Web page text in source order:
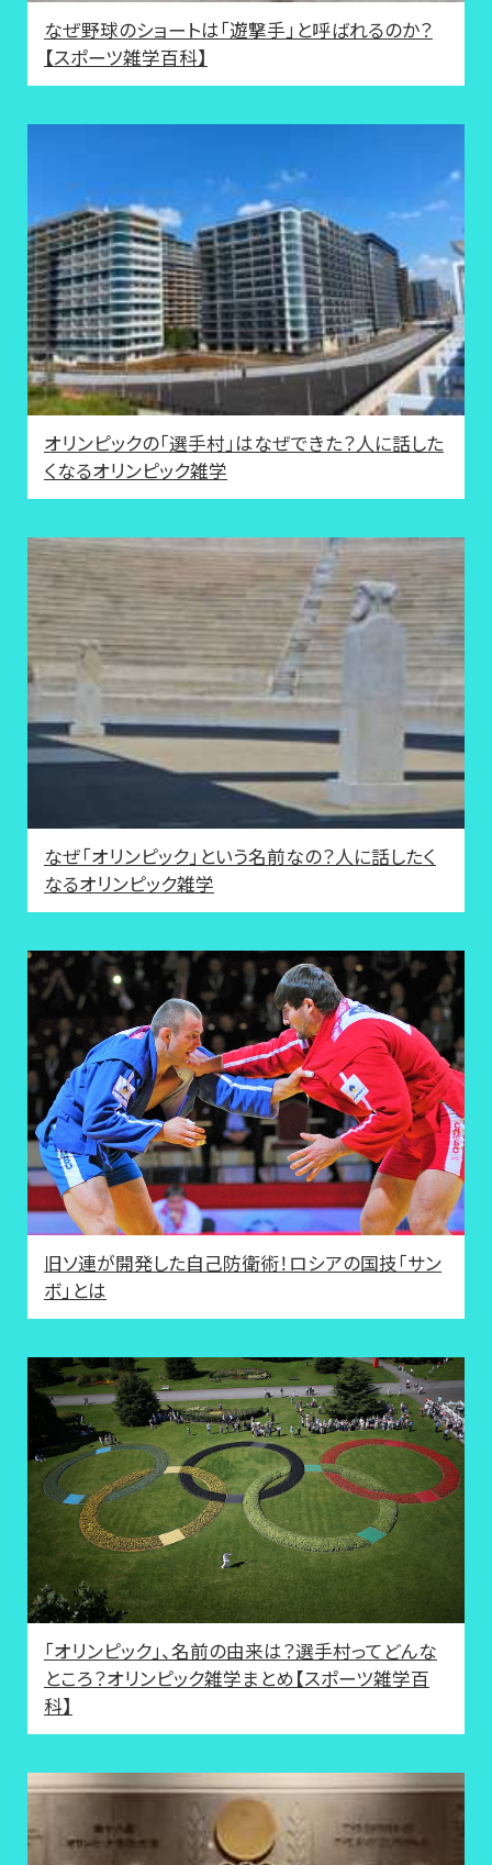
なぜ野球のショートは「遊撃手」と呼ばれるのか？
【スポーツ雑学百科】
オリンピックの「選手村」はなぜできた？人に話した
くなるオリンピック雑学
なぜ「オリンピック」という名前なの？人に話したく
なるオリンピック雑学
旧ソ連が開発した自己防衛術！ロシアの国技「サン
ボ」とは
「オリンピック」、名前の由来は？選手村ってどんな
ところ？オリンピック雑学まとめ【スポーツ雑学百
科】